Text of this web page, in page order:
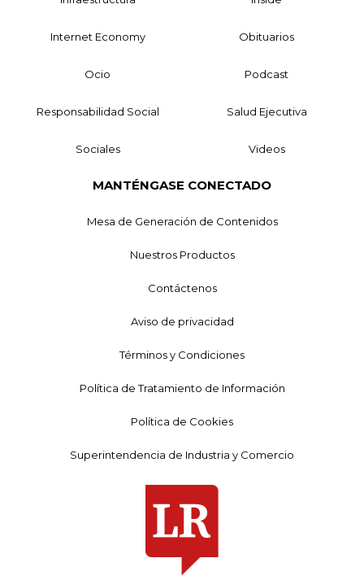
Internet Economy Obituarios
Ocio Podcast
Responsabilidad Social Salud Ejecutiva
Sociales Videos
MANTÉNGASE CONECTADO
Mesa de Generación de Contenidos
Nuestros Productos
Contáctenos
Aviso de privacidad
Términos y Condiciones
Política de Tratamiento de Información
Política de Cookies
Superintendencia de Industria y Comercio